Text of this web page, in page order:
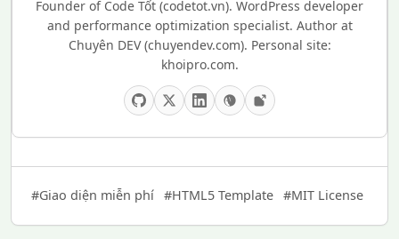
Founder of Code Tốt (codetot.vn). WordPress developer
and performance optimization specialist. Author at
Chuyên DEV (chuyendev.com). Personal site:
khoipro.com.
#Giao diện miễn phí #HTML5 Template #MIT License